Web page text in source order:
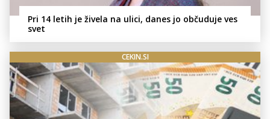
Pri 14 letih je živela na ulici, danes jo občuduje ves
svet
CEKIN.SI